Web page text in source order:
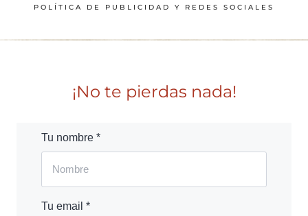
POLÍTICA DE PUBLICIDAD Y REDES SOCIALES
¡No te pierdas nada!
Tu nombre *
Tu email *